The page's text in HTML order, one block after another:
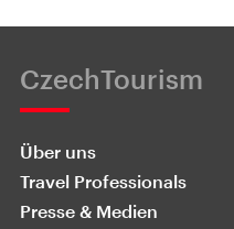
CzechTourism
Über uns
Travel Professionals
Presse & Medien